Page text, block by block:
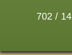
702 / 14